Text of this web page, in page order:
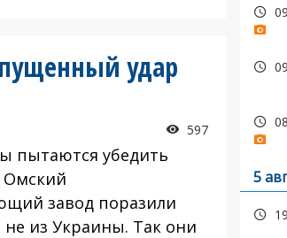
удар
597
пытаются убедить
Омский
завод поразили
из Украины. Так они
5